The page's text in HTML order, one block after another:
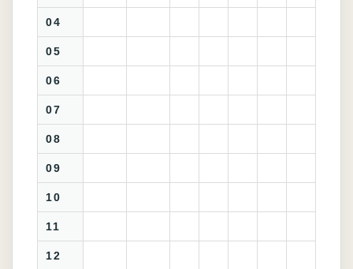
04
05
06
07
08
09
10
11
12